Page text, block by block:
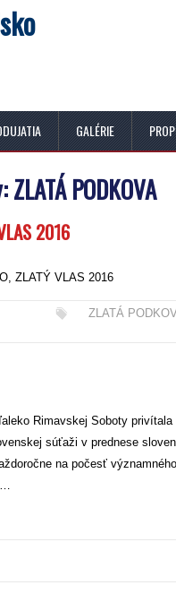
GALÉRIE
ZLATÁ PODKOVA
2016
ZLATÝ VLAS 2016
ZLATÁ
Rimavskej Soboty privítala
súťaži v prednese
na počesť